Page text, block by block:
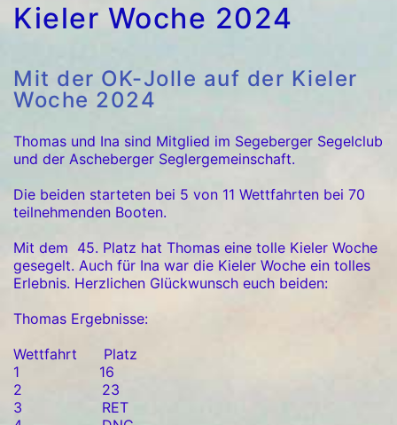
Kieler Woche 2024
Mit der OK-Jolle auf der Kieler
Woche 2024
Thomas und Ina sind Mitglied im Segeberger Segelclub
und der Ascheberger Seglergemeinschaft.
Die beiden starteten bei 5 von 11 Wettfahrten bei 70
teilnehmenden Booten.
Mit dem 45. Platz hat Thomas eine tolle Kieler Woche
gesegelt. Auch für Ina war die Kieler Woche ein tolles
Erlebnis. Herzlichen Glückwunsch euch beiden:
Thomas Ergebnisse:
Wettfahrt Platz
1 16
2 23
3 RET